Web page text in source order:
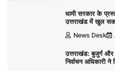
धामी सरकार के
उत्तराखंड में खुल
News Desk
उत्तराखंड: बुजुर्ग
निर्वाचन अधिकारी ने